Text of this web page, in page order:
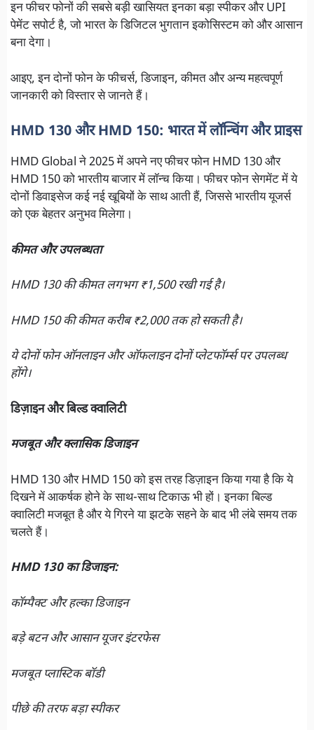
इन फीचर फोनों की सबसे बड़ी खासियत इनका बड़ा स्पीकर और UPI
पेमेंट सपोर्ट है, जो भारत के डिजिटल भुगतान इकोसिस्टम को और आसान
बना देगा।
आइए, इन दोनों फोन के फीचर्स, डिजाइन, कीमत और अन्य महत्वपूर्ण
जानकारी को विस्तार से जानते हैं।
HMD 130 और HMD 150: भारत में लॉन्चिंग और प्राइस
HMD Global ने 2025 में अपने नए फीचर फोन HMD 130 और
HMD 150 को भारतीय बाजार में लॉन्च किया। फीचर फोन सेगमेंट में ये
दोनों डिवाइसेज कई नई खूबियों के साथ आती हैं, जिससे भारतीय यूजर्स
को एक बेहतर अनुभव मिलेगा।
कीमत और उपलब्धता
HMD 130 की कीमत लगभग ₹1,500 रखी गई है।
HMD 150 की कीमत करीब ₹2,000 तक हो सकती है।
ये दोनों फोन ऑनलाइन और ऑफलाइन दोनों प्लेटफॉर्म्स पर उपलब्ध
होंगे।
डिज़ाइन और बिल्ड क्वालिटी
मजबूत और क्लासिक डिजाइन
HMD 130 और HMD 150 को इस तरह डिज़ाइन किया गया है कि ये
दिखने में आकर्षक होने के साथ-साथ टिकाऊ भी हों। इनका बिल्ड
क्वालिटी मजबूत है और ये गिरने या झटके सहने के बाद भी लंबे समय तक
चलते हैं।
HMD 130 का डिजाइन:
कॉम्पैक्ट और हल्का डिजाइन
बड़े बटन और आसान यूजर इंटरफेस
मजबूत प्लास्टिक बॉडी
पीछे की तरफ बड़ा स्पीकर